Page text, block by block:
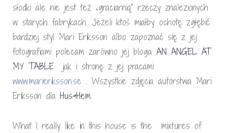
słodki ale nie jest też „graciarnią” rzeczy znalezionych
w starych fabrykach. Jeżeli ktoś miałby ochotę zgłębić
bardziej styl Mari Eriksson albo zapoznać się z jej
fotografiami polecam zarówno jej bloga AN ANGEL AT
MY TABLE jak i stronę z jej pracami
www.marieriksson.se . Wszystkie zdjęcia autorstwa Mari
Eriksson dla Hus&Hem.
What I really like in this house is the mixtures of